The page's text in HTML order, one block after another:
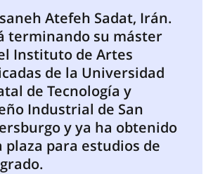
Atefeh Sadat, Irán.
terminando su máster
Instituto de Artes
de la Universidad
de Tecnología y
Industrial de San
y ya ha obtenido
plaza para estudios de